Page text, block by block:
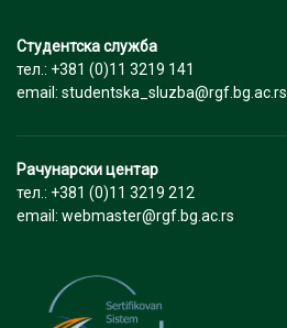
Студентска служба
тел.: +381 (0)11 3219 141
email: studentska_sluzba@rgf.bg.ac.rs
Рачунарски центар
тел.: +381 (0)11 3219 212
email: webmaster@rgf.bg.ac.rs